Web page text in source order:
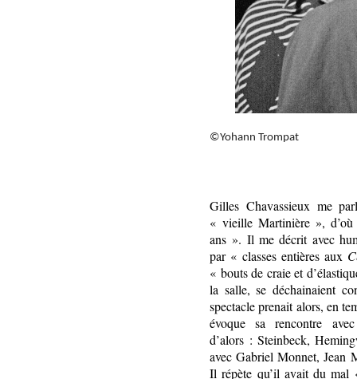
©Yohann Trompat
Gilles Chavassieux me
« vieille Martinière »,
ans ». Il me décrit avec
par « classes entières aux
« bouts de craie et
la salle, se déchainaient
spectacle prenait alors, en
évoque sa rencontre
d’alors : Steinbeck,
avec Gabriel Monnet, Jean
Il répète qu’il avait du mal